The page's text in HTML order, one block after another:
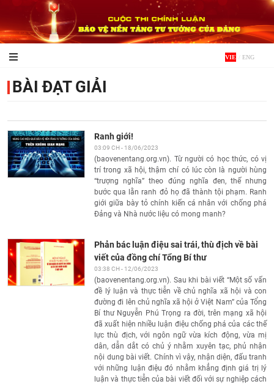
VIE ENG
BÀI ĐẠT GIẢI
Ranh giới!
03:09 CH - 18/06/2023
(baovenentang.org.vn). Từ người có học thức, có vị
trí trong xã hội, thậm chí có lúc còn là người hùng
“trượng nghĩa” theo đúng nghĩa đen, thế nhưng
bước qua lằn ranh đỏ họ đã thành tội phạm. Ranh
giới giữa bày tỏ chính kiến cá nhân với chống phá
Đảng và Nhà nước liệu có mong manh?
Phản bác luận điệu sai trái, thù địch về bài
viết của đồng chí Tổng Bí thư
03:38 CH - 12/06/2023
(baovenentang.org.vn). Sau khi bài viết “Một số vấn
đề lý luận và thực tiễn về chủ nghĩa xã hội và con
đường đi lên chủ nghĩa xã hội ở Việt Nam” của Tổng
Bí thư Nguyễn Phú Trọng ra đời, trên mạng xã hội
đã xuất hiện nhiều luận điệu chống phá của các thế
lực thù địch, với ngôn ngữ vừa kích động, vừa mị
dân, dẫn dắt có chủ ý nhằm xuyên tạc, phủ nhận
nội dung bài viết. Chính vì vậy, nhận diện, đấu tranh
với những luận điệu đó nhằm khẳng định giá trị lý
luận và thực tiễn của bài viết đối với sự nghiệp cách